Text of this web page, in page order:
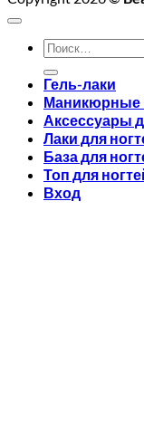
Искать:
Гель-лаки
Маникюрные
Аксессуары
Лаки для
База для
Топ для
Вход